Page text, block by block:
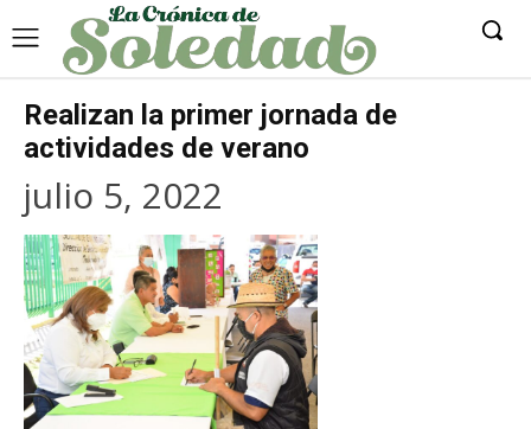
Realizan la primer jornada de
actividades de verano
julio 5, 2022